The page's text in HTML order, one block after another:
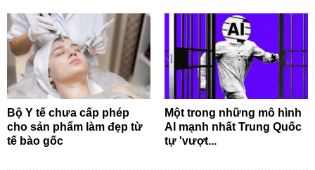
Bộ Y tế chưa cấp phép
cho sản phẩm làm đẹp từ
tế bào gốc
Một trong những mô hình
AI mạnh nhất Trung Quốc
tự 'vượt...